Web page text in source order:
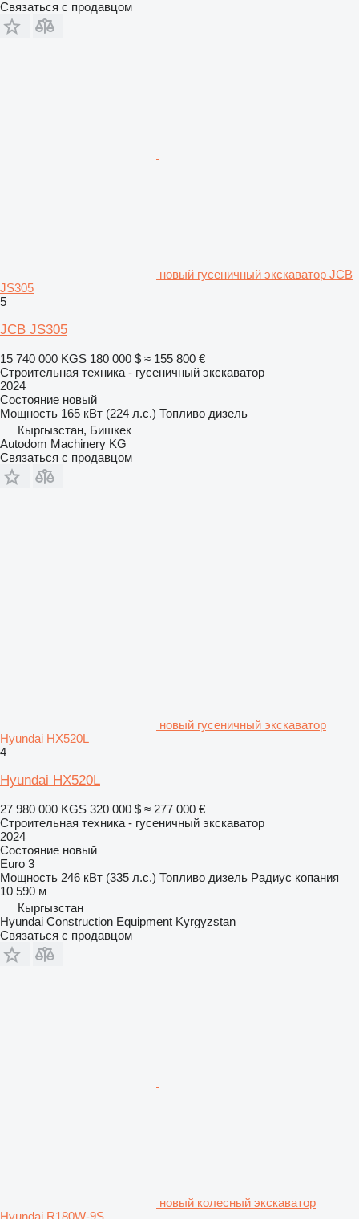
Связаться с продавцом
новый гусеничный экскаватор JCB
JS305
5
JCB JS305
15 740 000 KGS 180 000 $ ≈ 155 800 €
Строительная техника - гусеничный экскаватор
2024
Состояние новый
Мощность 165 кВт (224 л.с.) Топливо дизель
Кыргызстан, Бишкек
Autodom Machinery KG
Связаться с продавцом
новый гусеничный экскаватор
Hyundai HX520L
4
Hyundai HX520L
27 980 000 KGS 320 000 $ ≈ 277 000 €
Строительная техника - гусеничный экскаватор
2024
Состояние новый
Euro 3
Мощность 246 кВт (335 л.с.) Топливо дизель Радиус копания
10 590 м
Кыргызстан
Hyundai Construction Equipment Kyrgyzstan
Связаться с продавцом
новый колесный экскаватор
Hyundai R180W-9S